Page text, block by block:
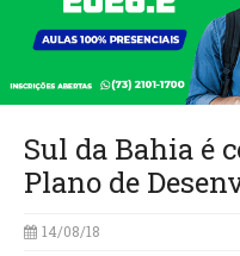
Sul da Bahia é
Plano de
14/08/18